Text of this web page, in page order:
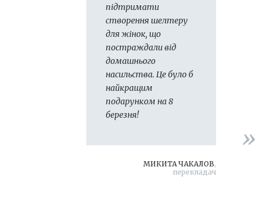
підтримати
створення шелтеру
для жінок, що
постраждали від
домашнього
насильства. Це було б
найкращим
подарунком на 8
березня!
МИКИТА ЧАКАЛОВ,
перекладач